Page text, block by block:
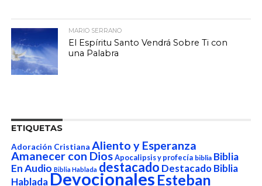
MARIO SERRANO
El Espíritu Santo Vendrá Sobre Ti con
una Palabra
ETIQUETAS
Adoración Cristiana Aliento y Esperanza
Amanecer con Dios Apocalipsis y profecía biblia Biblia
En Audio Biblia Hablada destacado Destacado Biblia
HabladaDevocionalesEsteban